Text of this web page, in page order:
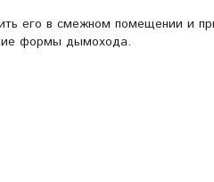
его в смежном помещении и
формы дымохода.